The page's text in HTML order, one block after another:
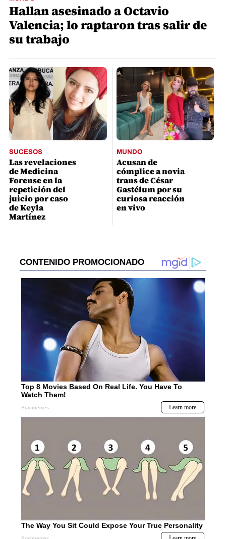
Hallan asesinado a Octavio
Valencia; lo raptaron tras salir de
su trabajo
SUCESOS
Las revelaciones
de Medicina
Forense en la
repetición del
juicio por caso
de Keyla
Martínez
MUNDO
Acusan de
cómplice a novia
trans de César
Gastélum por su
curiosa reacción
en vivo